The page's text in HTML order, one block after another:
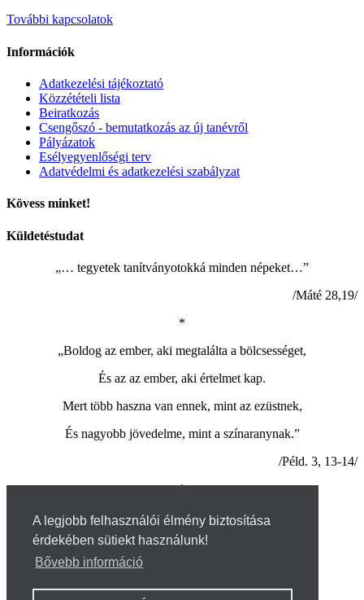
A legjobb felhasználói élmény biztosítása
érdekében sütiekt használunk!
Bővebb információ
További kapcsolatok
Információk
Adatkezelési tájékoztató
Közzétételi lista
Beiratkozás
Csengőszó - bemutatkozás az új tanévről
Pályázatok
Esélyegyenlőségi terv
Adatvédelmi és adatkezelési szabályzat
Kövess minket!
Küldetéstudat
„… tegyetek tanítványotokká minden népeket…”
/Máté 28,19/
*
„Boldog az ember, aki megtalálta a bölcsességet,
És az az ember, aki értelmet kap.
Mert több haszna van ennek, mint az ezüstnek,
És nagyobb jövedelme, mint a színaranynak.”
/Péld. 3, 13-14/
*
© 2026 - kozponti.net
Házirend
SZMSZ
Minőségirányítási program